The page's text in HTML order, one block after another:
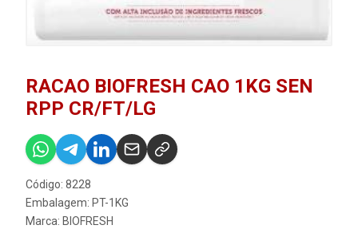
RACAO BIOFRESH CAO 1KG SEN
RPP CR/FT/LG
Código: 8228
Embalagem: PT-1KG
Marca: BIOFRESH